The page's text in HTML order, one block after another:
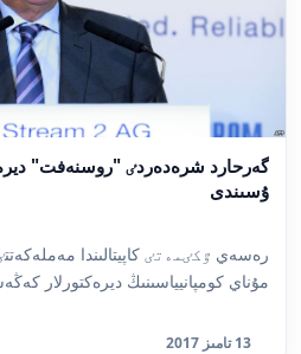
گەرحارد شرەدەردٸ "روسنەفت"
ۇسىندى
رەسەي ٷكٸمەتٸ كاپيتالىندا
مۇناي كومپانيياسىنىڭ ديرەكتورلار
13 تامىز 2017